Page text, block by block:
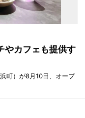
カフェも提供す
町）が8月10日、オープ